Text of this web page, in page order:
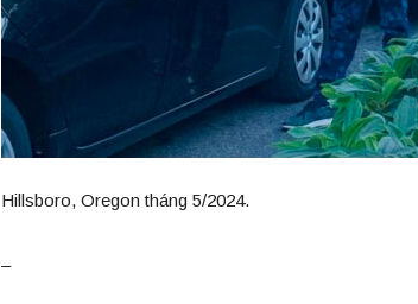
Hillsboro, Oregon tháng 5/2024.
–